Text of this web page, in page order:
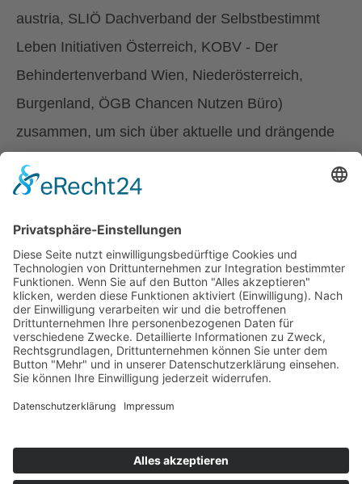
austria, SLIÖ Dachverband der Selbstbestimmt
Leben Initiativen Österreich, KOBV - Der
Behindertenverband Wien, Niederösterreich,
Burgenland, ÖGB Chancen Nutzen Büro)
zusammen, um sich über aktuelle und drängende
Den ÖZIV Bundesverband vertritt in dieser
zurück
© 2025 ÖZIV Bundesverband – Alle Rechte vorbehalten
Home
Kontakt
Barrierefreiheitserklärung